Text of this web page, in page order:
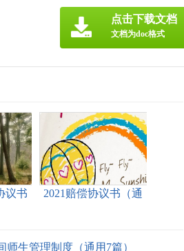
点击下载文档
文档为doc格式
议书
2021赔偿协议书（通
师生管理制度（通用7篇）